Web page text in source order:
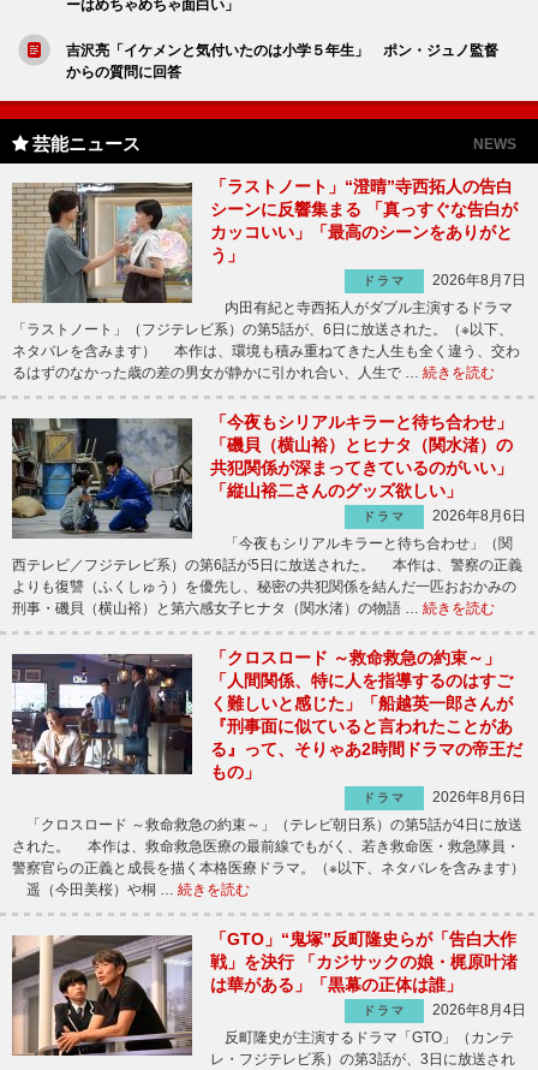
ーはめちゃめちゃ面白い」
吉沢亮「イケメンと気付いたのは小学５年生」 ポン・ジュノ監督
からの質問に回答
芸能ニュース NEWS
「ラストノート」“澄晴”寺西拓人の告白
シーンに反響集まる 「真っすぐな告白が
カッコいい」「最高のシーンをありがと
う」
ドラマ
2026年8月7日
内田有紀と寺西拓人がダブル主演するドラマ
「ラストノート」（フジテレビ系）の第5話が、6日に放送された。（※以下、
ネタバレを含みます） 本作は、環境も積み重ねてきた人生も全く違う、交わ
るはずのなかった歳の差の男女が静かに引かれ合い、人生で … 続きを読む
「今夜もシリアルキラーと待ち合わせ」
「磯貝（横山裕）とヒナタ（関水渚）の
共犯関係が深まってきているのがいい」
「縦山裕二さんのグッズ欲しい」
ドラマ
2026年8月6日
「今夜もシリアルキラーと待ち合わせ」（関
西テレビ／フジテレビ系）の第6話が5日に放送された。 本作は、警察の正義
よりも復讐（ふくしゅう）を優先し、秘密の共犯関係を結んだ一匹おおかみの
刑事・磯貝（横山裕）と第六感女子ヒナタ（関水渚）の物語 … 続きを読む
「クロスロード ～救命救急の約束～」
「人間関係、特に人を指導するのはすご
く難しいと感じた」「船越英一郎さんが
『刑事面に似ていると言われたことがあ
る』って、そりゃあ2時間ドラマの帝王だ
もの」
ドラマ
2026年8月6日
「クロスロード ～救命救急の約束～」（テレビ朝日系）の第5話が4日に放送
された。 本作は、救命救急医療の最前線でもがく、若き救命医・救急隊員・
警察官らの正義と成長を描く本格医療ドラマ。（※以下、ネタバレを含みます）
遥（今田美桜）や桐 … 続きを読む
「GTO」“鬼塚”反町隆史らが「告白大作
戦」を決行 「カジサックの娘・梶原叶渚
は華がある」「黒幕の正体は誰」
ドラマ
2026年8月4日
反町隆史が主演するドラマ「GTO」（カンテ
レ・フジテレビ系）の第3話が、3日に放送され